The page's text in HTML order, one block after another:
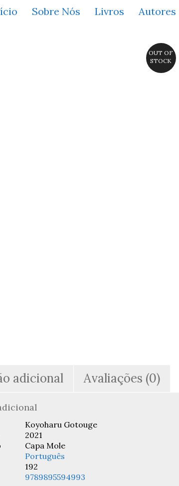
Sobre Nós Livros Autores
OUT OF
STOCK
adicional Avaliações (0)
Koyoharu Gotouge
2021
Capa Mole
Português
192
9789895594993